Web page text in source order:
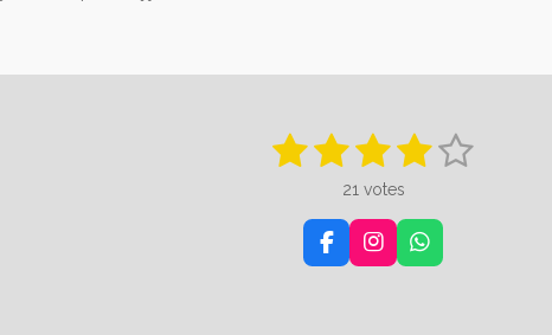
1
2
t
o
3
é
t
o
4
é
t
o
5
t
o
21 votes
F
a
I
n
W
h